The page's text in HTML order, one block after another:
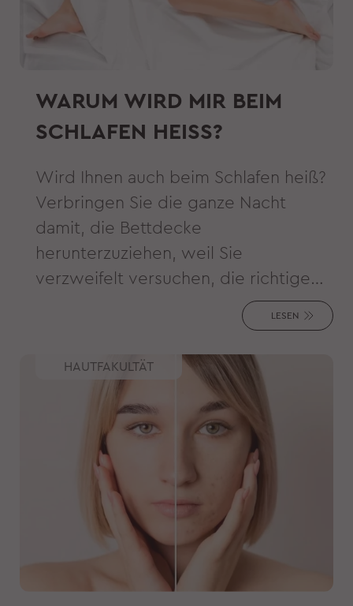
kann zu einer Reihe von
Gesundheitsproblemen führen und
WARUM WIRD MIR BEIM
SCHLAFEN HEISS?
Wird Ihnen auch beim Schlafen heiß?
Verbringen Sie die ganze Nacht
damit, die Bettdecke
herunterzuziehen, weil Sie
verzweifelt versuchen, die richtige
Temperatur zu finden? Haben Sie
schon alles versucht, um sich
abzukühlen, bis hin zu einer Packung
gefrorener Erbsen als Kopfkissen?
LESEN
HAUTFAKULTÄT